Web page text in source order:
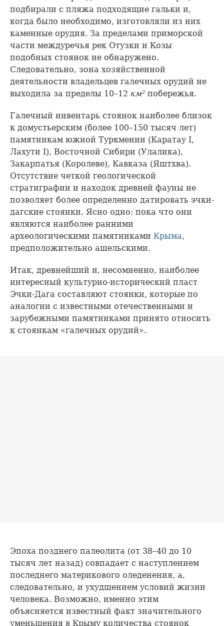
подбирали с пляжа подходящие гальки и,
когда было необходимо, изготовляли из них
каменные орудия. За пределами приморской
части междуречья рек Отузки и Козы
подобных стоянок не обнаружено.
Следовательно, зона хозяйственной
деятельности владельцев галечных орудий не
выходила за пределы 10–12 км² побережья.
Галечный инвентарь стоянок наиболее близок
к домустьерским (более 100–150 тысяч лет)
памятникам южной Туркмении (Каратау I,
Лахути I), Восточной Сибири (Улалика),
Закарпатья (Королеве), Кавказа (Яштхва).
Отсутствие четкой геологической
стратиграфии и находок древней фауны не
позволяет более определенно датировать эчки-
дагские стоянки. Ясно одно: пока что они
являются наиболее ранними
археологическими памятниками Крыма,
предположительно ашельскими.
Итак, древнейший и, несомненно, наиболее
интересный культурно-исторический пласт
Эчки-Дага составляют стоянки, которые по
аналогии с известными отечественными и
зарубежными памятниками принято относить
к стоянкам «галечных орудий».
Эпоха позднего палеолита (от 38–40 до 10
тысяч лет назад) совпадает с наступлением
последнего материкового оледенения, а,
следовательно, и ухудшением условий жизни
человека. Возможно, именно этим
объясняется известный факт значительного
уменьшения в Крыму количества стоянок